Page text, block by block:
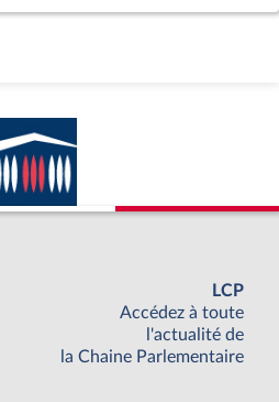
LCP
Accédez à toute
l'actualité de
la Chaine Parlementaire